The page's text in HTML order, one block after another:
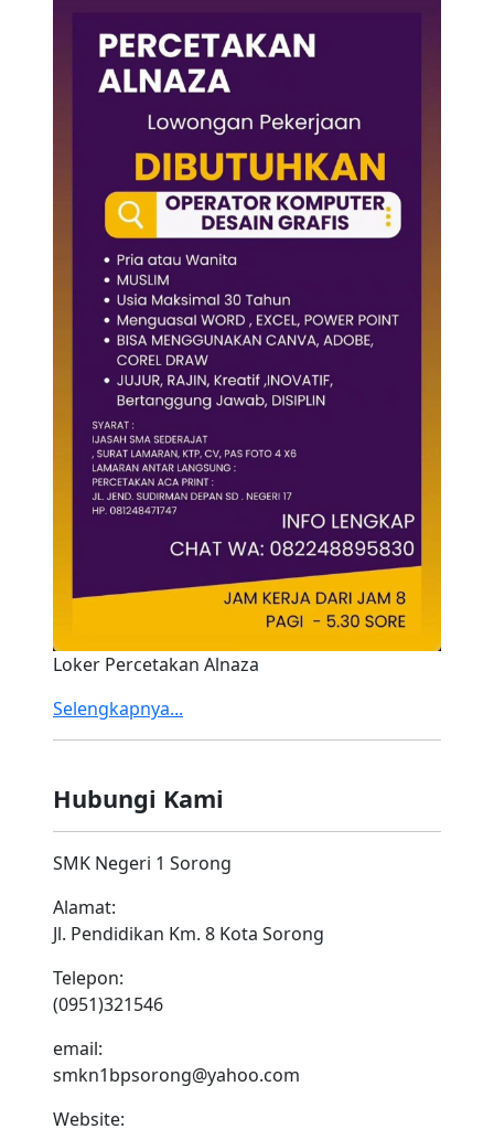
Loker Percetakan Alnaza
Selengkapnya...
Hubungi Kami
SMK Negeri 1 Sorong
Alamat:
Jl. Pendidikan Km. 8 Kota Sorong
Telepon:
(0951)321546
email:
smkn1bpsorong@yahoo.com
Website: